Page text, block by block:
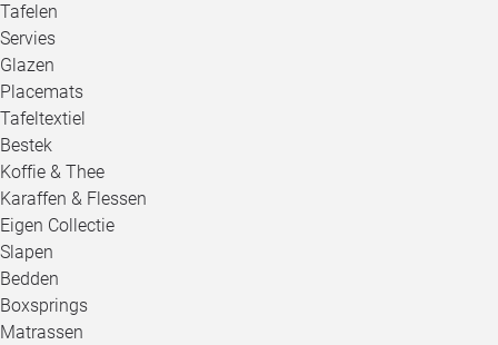
Tafelen
Servies
Glazen
Placemats
Tafeltextiel
Bestek
Koffie & Thee
Karaffen & Flessen
Eigen Collectie
Slapen
Bedden
Boxsprings
Matrassen